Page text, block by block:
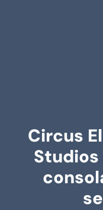
Circus
Studios